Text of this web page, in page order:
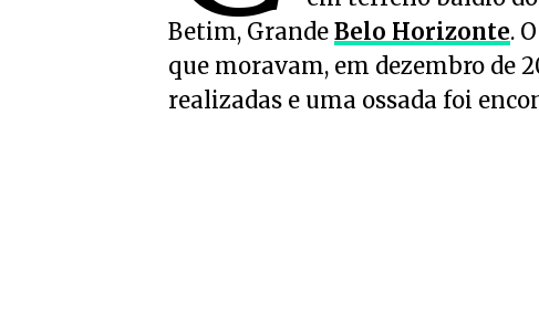
Betim, Grande Belo Horizonte.
que moravam, em dezembro de
realizadas e uma ossada foi